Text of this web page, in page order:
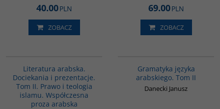
40.00PLN
ZOBACZ
69.00PLN
ZOBACZ
Literatura arabska.
Dociekania i prezentacje.
Tom II. Prawo i teologia
islamu. Współczesna
proza arabska
Gramatyka języka
arabskiego. Tom II
Danecki Janusz